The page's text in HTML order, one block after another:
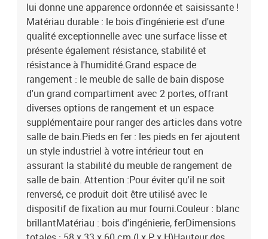
lui donne une apparence ordonnée et saisissante !
Matériau durable : le bois d'ingénierie est d'une
qualité exceptionnelle avec une surface lisse et
présente également résistance, stabilité et
résistance à l'humidité.Grand espace de
rangement : le meuble de salle de bain dispose
d'un grand compartiment avec 2 portes, offrant
diverses options de rangement et un espace
supplémentaire pour ranger des articles dans votre
salle de bain.Pieds en fer : les pieds en fer ajoutent
un style industriel à votre intérieur tout en
assurant la stabilité du meuble de rangement de
salle de bain. Attention :Pour éviter qu'il ne soit
renversé, ce produit doit être utilisé avec le
dispositif de fixation au mur fourni.Couleur : blanc
brillantMatériau : bois d'ingénierie, ferDimensions